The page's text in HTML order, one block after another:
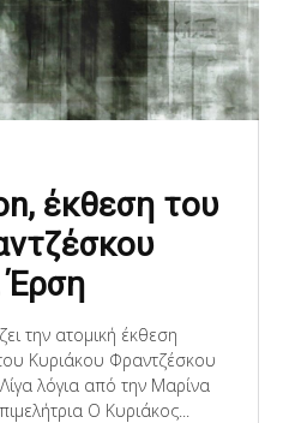
έκθεση του
Έρση
την ατομική έκθεση
Κυριάκου Φραντζέσκου
Λίγα λόγια από την Μαρίνα
Ο Κυριάκος...